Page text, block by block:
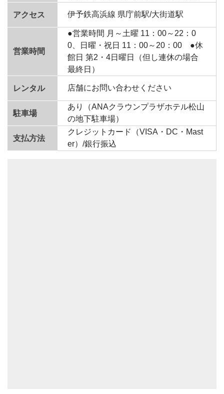
アクセス 伊予鉄高浜線 県庁前駅/大街道駅
営業時間
●営業時間 月～土曜 11：00～22：0
0、日曜・祝日 11：00～20：00 ●休
館日 第2・4日曜日（但し連休の場合
最終日）
レンタル 店舗にお問い合わせください
駐車場
あり（ANAクラウンプラザホテル松山
の地下駐車場）
支払方法
クレジットカード（VISA・DC・Mast
er）/銀行振込